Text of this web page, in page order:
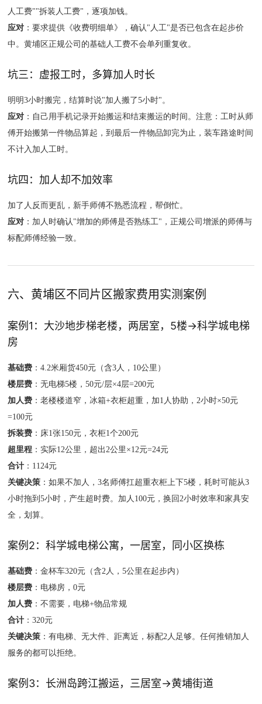
人工费""拆装人工费"，逐项加钱。
应对 ：要求提供《收费明细单》，确认"人工"是否已包含在起步价
中。黄埔区正规公司的基础人工费不会单列重复收。
坑三：虚报工时，多算加人时长
明明3小时搬完，结算时说"加人搬了5小时"。
应对 ：自己用手机记录开始搬运和结束搬运的时间。注意：工时从师
傅开始搬第一件物品算起，到最后一件物品卸完为止，装车路途时间
不计入加人工时。
坑四：加人却不加效率
加了人反而更乱，新手师傅不熟悉流程，帮倒忙。
应对 ：加人时确认"增加的师傅是否熟练工"，正规公司增派的师傅与
标配师傅经验一致。
六、黄埔区不同片区搬家费用实测案例
案例1：大沙地步梯老楼，两居室，5楼→科学城电梯
房
基础费 ：4.2米厢货450元（含3人，10公里）
楼层费 ：无电梯5楼，50元/层×4层=200元
加人费 ：老楼楼道窄，冰箱+衣柜超重，加1人协助，2小时×50元
=100元
拆装费 ：床1张150元，衣柜1个200元
超里程 ：实际12公里，超出2公里×12元=24元
合计 ：1124元
关键决策 ：如果不加人，3名师傅扛超重衣柜上下5楼，耗时可能从3
小时拖到5小时，产生超时费。加人100元，换回2小时效率和家具安
全，划算。
案例2：科学城电梯公寓，一居室，同小区换栋
基础费 ：金杯车320元（含2人，5公里在起步内）
楼层费 ：电梯房，0元
加人费 ：不需要，电梯+物品常规
合计 ：320元
关键决策 ：有电梯、无大件、距离近，标配2人足够。任何推销加人
服务的都可以拒绝。
案例3：长洲岛跨江搬运，三居室→黄埔街道